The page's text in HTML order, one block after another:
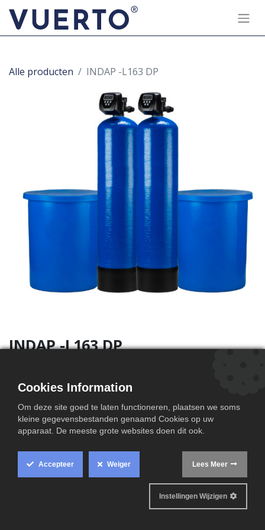
Alle producten INDAP -L163 DP
INDAP -L163 DP
Technische informatie
Cookies Information
Om deze site goed te laten functioneren, plaatsen we soms
kleine gegevensbestanden genaamd Cookies op uw
apparaat. De meeste grote websites doen dit ook.
Accepteer Weiger Lees Meer
Instellingen Wijzigen